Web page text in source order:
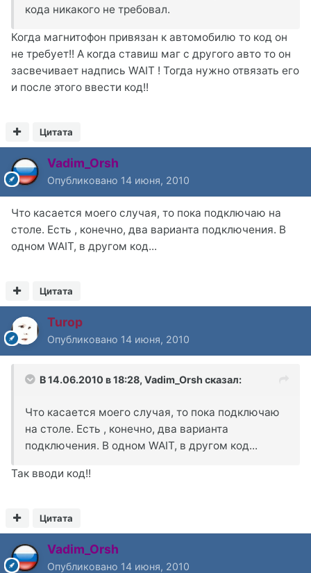
кода никакого не требовал.
Когда магнитофон привязан к автомобилю то код он
не требует!! А когда ставиш маг с другого авто то он
засвечивает надпись WAIT ! Тогда нужно отвязать его
и после этого ввести код!!
Цитата
Vadim_Orsh
Опубликовано 14 июня, 2010
Что касается моего случая, то пока подключаю на
столе. Есть , конечно, два варианта подключения. В
одном WAIT, в другом код...
Цитата
Turop
Опубликовано 14 июня, 2010
В 14.06.2010 в 18:28, Vadim_Orsh сказал:
Что касается моего случая, то пока подключаю
на столе. Есть , конечно, два варианта
подключения. В одном WAIT, в другом код...
Так вводи код!!
Цитата
Vadim_Orsh
Опубликовано 14 июня, 2010